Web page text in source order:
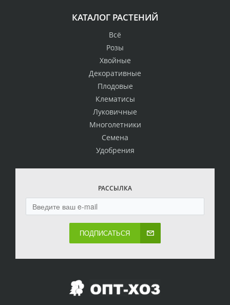
КАТАЛОГ РАСТЕНИЙ
Всё
Розы
Хвойные
Декоративные
Плодовые
Клематисы
Луковичные
Многолетники
Семена
Удобрения
РАССЫЛКА
ПОДПИСАТЬСЯ